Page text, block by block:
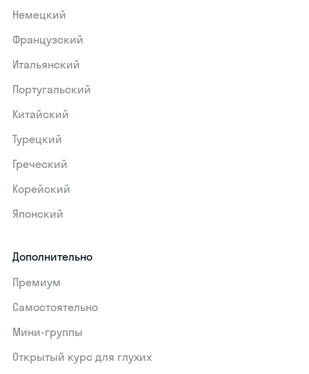
Немецкий
Французский
Итальянский
Португальский
Китайский
Турецкий
Греческий
Корейский
Японский
Дополнительно
Премиум
Самостоятельно
Мини-группы
Открытый курс для глухих